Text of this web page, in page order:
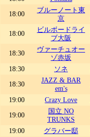
18:00
ブルーノート東
京
18:00
ビルボードライ
ブ大阪
18:30
ヴァーチュオー
ゾ赤坂
18:30
ソネ
18:30
JAZZ & BAR
em's
19:00
Crazy Love
19:00
国立 NO
TRUNKS
19:00
グラバー邸